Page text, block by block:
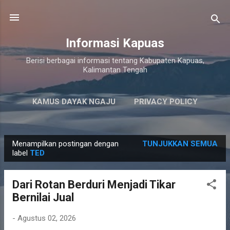
Informasi Kapuas
Berisi berbagai informasi tentang Kabupaten Kapuas,
Kalimantan Tengah
KAMUS DAYAK NGAJU PRIVACY POLICY
LAINNYA…
o
Menampilkan postingan dengan
label TED
TUNJUKKAN SEMUA
Dari Rotan Berduri Menjadi Tikar
Bernilai Jual
- Agustus 02, 2026